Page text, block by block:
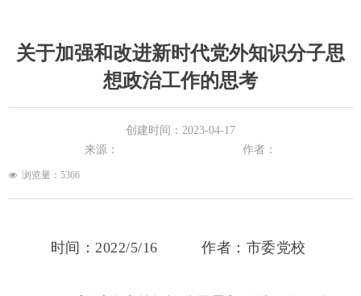
关于加强和改进新时代党外知识分子思
想政治工作的思考
创建时间： 2023-04-17
时间： 2022/5/16 作者：市委党校
넶 浏览量： 5366
来源： 作者：